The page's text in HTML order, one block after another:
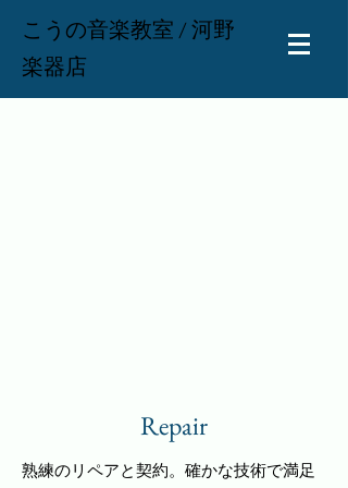
こうの音楽教室 / 河野
楽器店
Repair
​熟練のリペアと契約。確かな技術で満足